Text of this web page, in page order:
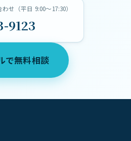
せ（平日 9:00〜17:30）
9123
で無料相談